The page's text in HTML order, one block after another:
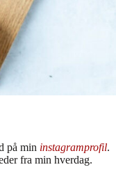
på min instagramprofil.
fra min hverdag.